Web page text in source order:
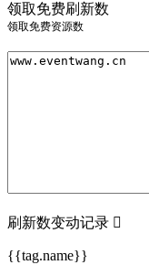
领取免费刷新数
领取免费资源数
刷新数变动记录 
{{tag.name}}